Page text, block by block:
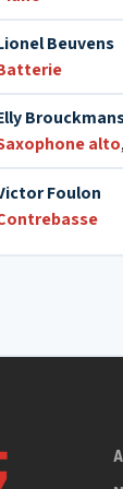
Beuvens
alto,
Foulon